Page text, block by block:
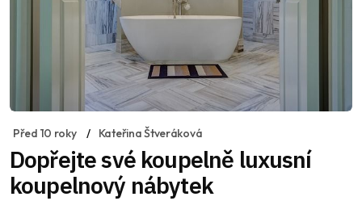
Před 10 roky Kateřina Štveráková
Dopřejte své koupelně luxusní
koupelnový nábytek